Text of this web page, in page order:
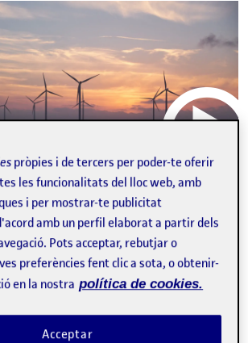
de
sostenible en
internacionals
dels ODS a través de les discussions
pròpies i de tercers per poder-te oferir
les funcionalitats del lloc web, amb
i per mostrar-te publicitat
amb un perfil elaborat a partir dels
Pots acceptar, rebutjar o
preferències fent clic a sota, o obtenir-
en la nostra política de cookies.
Acceptar